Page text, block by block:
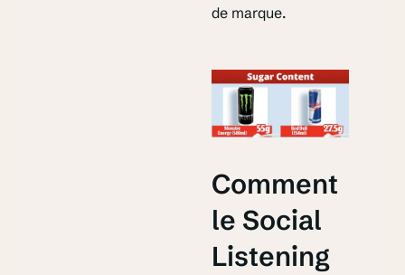
de marque.
Comment
le Social
Listening